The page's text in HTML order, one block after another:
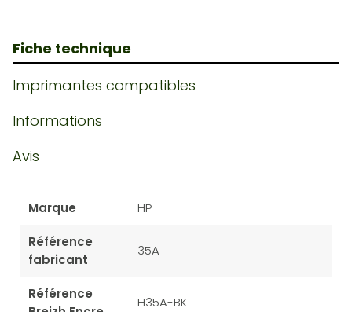
Fiche technique
Imprimantes compatibles
Informations
Avis
Marque HP
Référence
fabricant
35A
Référence
H35A-BK